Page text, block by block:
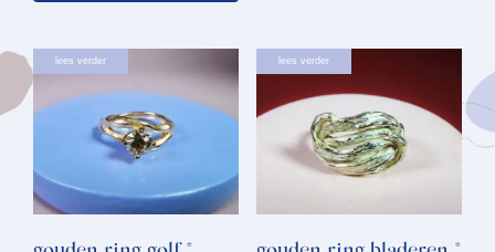
lees verder lees verder